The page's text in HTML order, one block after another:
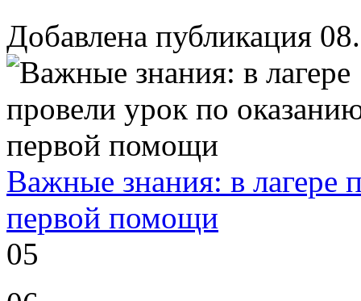
Добавлена публикация
Важные знания: в лагере
первой помощи
05